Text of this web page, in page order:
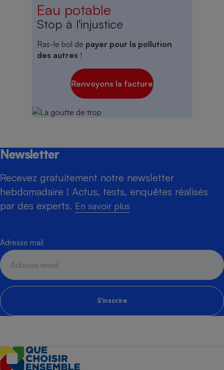
Eau potable
Stop à l'injustice
Ras-le bol de payer pour la pollution
des autres !
Renvoyons la facture
Newsletter
Recevez gratuitement notre newsletter
hebdomadaire ! Actus, tests, enquêtes réalisés
par des experts. En savoir plus
Adresse mail
S'inscrire